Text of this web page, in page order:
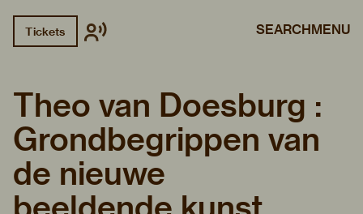
Tickets SEARCHMENU
Theo van Doesburg :
Grondbegrippen van
de nieuwe